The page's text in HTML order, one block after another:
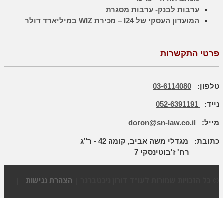
ערבות לבנק- ערבות מסגרת
המועדון העסקי של I24 – מכירת WIZ במיליארד דולר
פרטי התקשרות
טלפון: 03-6114080
נייד:
מייל: doron@sn-law.co.il
כתובת:
מגדלי משה אביב, קומה 42 - ר"ג
רח' ז'בוטינסקי 7
הצהרת נגישות